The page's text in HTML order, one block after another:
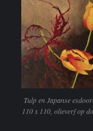
Tulp en Japanse
110 x 110, olieverf op